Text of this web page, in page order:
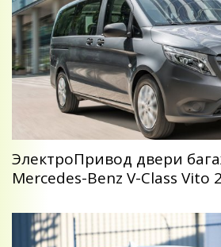
ЭлектроПривод двери
Mercedes-Benz V-Class Vito